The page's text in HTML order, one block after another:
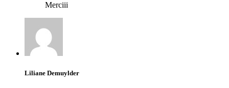
Merciii
Liliane Demuylder